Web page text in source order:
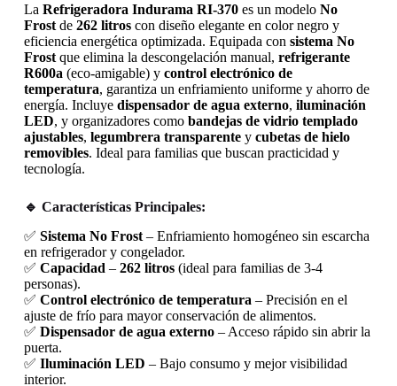
La Refrigeradora Indurama RI-370es un modelo No
Frostde 262 litroscon diseño elegante en color negro y
eficiencia energética optimizada. Equipada con sistema No
Frostque elimina la descongelación manual, refrigerante
R600a (eco-amigable) y control electrónico de
temperatura, garantiza un enfriamiento uniforme y ahorro de
energía. Incluye dispensador de agua externo, iluminación
LED, y organizadores como bandejas de vidrio templado
ajustables, legumbrera transparentey cubetas de hielo
removibles. Ideal para familias que buscan practicidad y
tecnología.
🔹 Características Principales:
✅ Sistema No Frost– Enfriamiento homogéneo sin escarcha
en refrigerador y congelador.
✅ Capacidad – 262 litros(ideal para familias de 3-4
personas).
✅ Control electrónico de temperatura – Precisión en el
ajuste de frío para mayor conservación de alimentos.
✅ Dispensador de agua externo– Acceso rápido sin abrir la
puerta.
✅ Iluminación LED – Bajo consumo y mejor visibilidad
interior.